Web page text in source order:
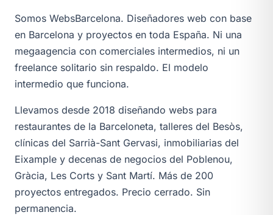
Somos WebsBarcelona. Diseñadores web con base
en Barcelona y proyectos en toda España. Ni una
megaagencia con comerciales intermedios, ni un
freelance solitario sin respaldo. El modelo
intermedio que funciona.
Llevamos desde 2018 diseñando webs para
restaurantes de la Barceloneta, talleres del Besòs,
clínicas del Sarrià-Sant Gervasi, inmobiliarias del
Eixample y decenas de negocios del Poblenou,
Gràcia, Les Corts y Sant Martí. Más de 200
proyectos entregados. Precio cerrado. Sin
permanencia.